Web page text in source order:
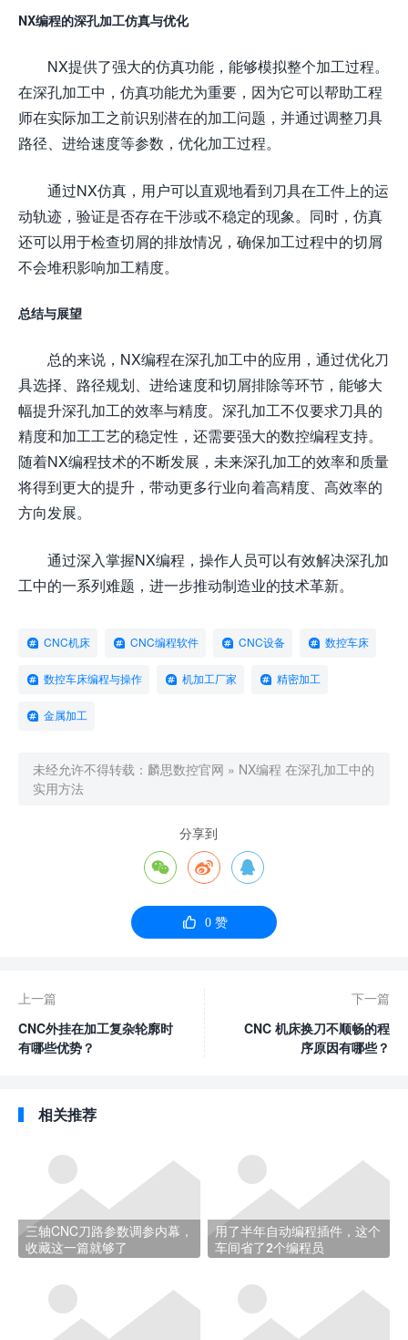
NX编程的深孔加工仿真与优化
NX提供了强大的仿真功能，能够模拟整个加工过程。
在深孔加工中，仿真功能尤为重要，因为它可以帮助工程
师在实际加工之前识别潜在的加工问题，并通过调整刀具
路径、进给速度等参数，优化加工过程。
通过NX仿真，用户可以直观地看到刀具在工件上的运
动轨迹，验证是否存在干涉或不稳定的现象。同时，仿真
还可以用于检查切屑的排放情况，确保加工过程中的切屑
不会堆积影响加工精度。
总结与展望
总的来说，NX编程在深孔加工中的应用，通过优化刀
具选择、路径规划、进给速度和切屑排除等环节，能够大
幅提升深孔加工的效率与精度。深孔加工不仅要求刀具的
精度和加工工艺的稳定性，还需要强大的数控编程支持。
随着NX编程技术的不断发展，未来深孔加工的效率和质量
将得到更大的提升，带动更多行业向着高精度、高效率的
方向发展。
通过深入掌握NX编程，操作人员可以有效解决深孔加
工中的一系列难题，进一步推动制造业的技术革新。
CNC机床 CNC编程软件 CNC设备 数控车床
数控车床编程与操作 机加工厂家 精密加工
金属加工
未经允许不得转载： 麟思数控官网 » NX编程 在深孔加工中的
实用方法
分享到
  
 0赞
上一篇
CNC外挂在加工复杂轮廓时
有哪些优势？
下一篇
CNC 机床换刀不顺畅的程
序原因有哪些？
相关推荐
三轴CNC刀路参数调参内幕，
收藏这一篇就够了
用了半年自动编程插件，这个
车间省了2个编程员